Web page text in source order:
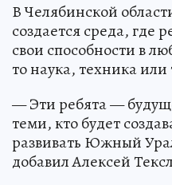
В Челябинской
создается среда, где
свои способности в
то наука, техника или
— Эти ребята —
теми, кто будет
развивать Южный
добавил Алексей